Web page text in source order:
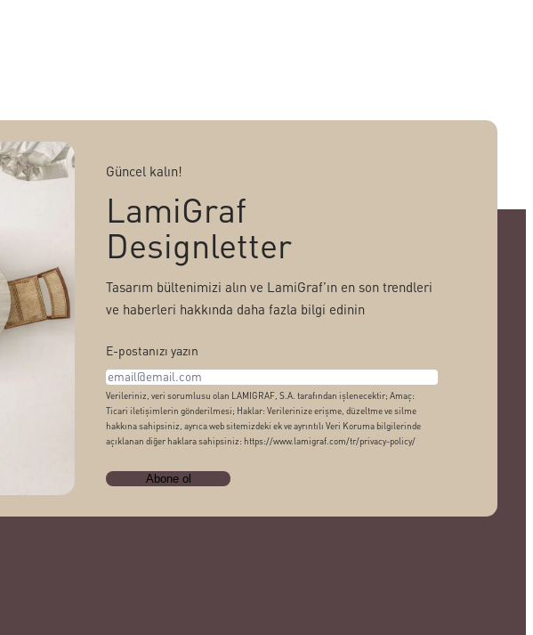
Güncel kalın!
LamiGraf
Designletter
Tasarım bültenimizi alın ve LamiGraf’ın en son trendleri
ve haberleri hakkında daha fazla bilgi edinin
E-postanızı yazın
Verileriniz, veri sorumlusu olan LAMIGRAF, S.A. tarafından işlenecektir; Amaç:
Ticari iletişimlerin gönderilmesi; Haklar: Verilerinize erişme, düzeltme ve silme
hakkına sahipsiniz, ayrıca web sitemizdeki ek ve ayrıntılı Veri Koruma bilgilerinde
açıklanan diğer haklara sahipsiniz: https://www.lamigraf.com/tr/privacy-policy/